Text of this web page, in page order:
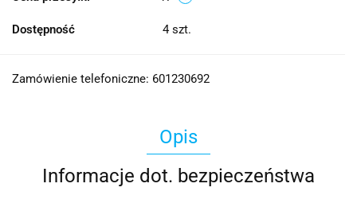
Dostępność 4 szt.
Zamówienie telefoniczne: 601230692
Opis
Informacje dot. bezpieczeństwa